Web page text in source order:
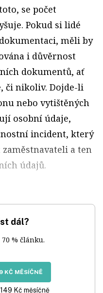
se počet
Pokud si lidé
měli by
i důvěrnost
dokumentů, ať
či nikoliv. Dojde-li
nebo vytištěných
osobní údaje,
incident, který
a ten
údajů.
dál?
70 % článku.
KČ MĚSÍČNĚ
Kč měsíčně